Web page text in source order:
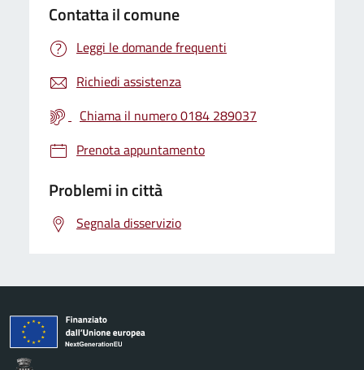
Contatta il comune
Leggi le domande frequenti
Richiedi assistenza
Chiama il numero 0184 289037
Prenota appuntamento
Problemi in città
Segnala disservizio